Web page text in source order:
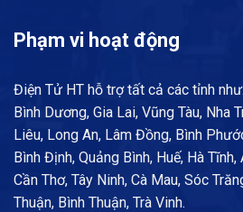
Phạm vi hoạt động
Điện Tử HT hỗ trợ tất cả các tỉnh
Bình Dương, Gia Lai, Vũng Tàu, Nha
Liêu, Long An, Lâm Đồng, Bình
Bình Định, Quảng Bình, Huế, Hà Tĩnh,
Cần Thơ, Tây Ninh, Cà Mau, Sóc
Thuận, Bình Thuận, Trà Vinh.